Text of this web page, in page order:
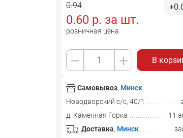
0.94
0.60 р. за шт.
розничная цена
В
Самовывоз, Минск
Новодворский с/с, 40/1
д. Каменная Горка
11
Доставка, Минск